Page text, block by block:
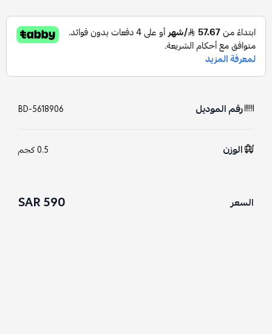
رقم الموديل BD-5618906
الوزن 0.5 كجم
السعر 590 SAR